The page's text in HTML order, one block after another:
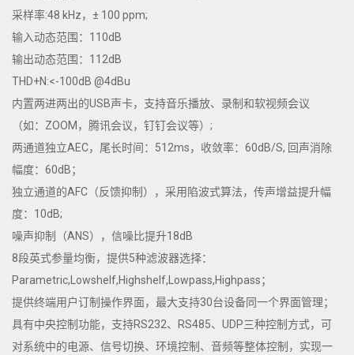
采样率:48 kHz，± 100 ppm;
输入动态范围：110dB
输出动态范围：112dB
THD+N:<-100dB @4dBu
内置两进两出的USB声卡，支持音乐播放、录制和软视频会议
（如：ZOOM，腾讯会议，钉钉会议等）;
两通道独立AEC，尾长时间：512ms，收敛率：60dB/S, 回声消除
幅度：60dB；
独立通道的AFC（反馈抑制），采用陷波式算法，传声增益提升幅
度：10dB;
噪声抑制（ANS），信噪比提升18dB
8段英式参量均衡，提供5种滤波器选择：
Parametric,Lowshelf,Highshelf,Lowpass,Highpass；
提供终端用户订制操作界面，最大支持30台设备同一个界面管理；
具有中央控制功能，支持RS232、RS485、UDP三种控制方式，可
对系统中的电源、信号切换、环境控制、音频等整体控制，实现一